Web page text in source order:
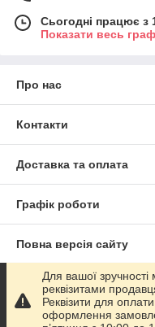
Сьогодні працює з
Показати весь
Про нас
Контакти
Доставка та оплата
Графік роботи
Повна версія сайту
Сайт створено на
Політика
Для вашої
реквізитами
Реквізити для
оформлення